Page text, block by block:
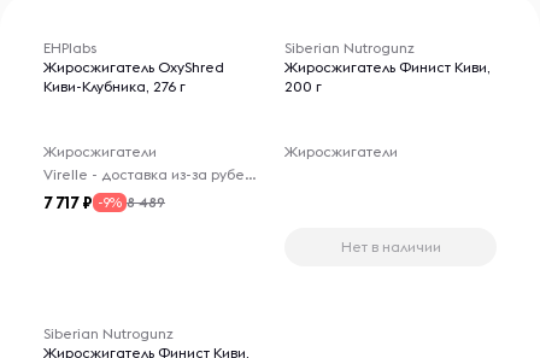
EHPlabs
Жиросжигатель OxyShred
Киви-Клубника, 276 г
Жиросжигатели
Virelle - доставка из-за рубежа
7 717 -9% 8 489
Siberian Nutrogunz
Жиросжигатель Финист Киви,
200 г
Жиросжигатели
Нет в наличии
Siberian Nutrogunz
Жиросжигатель Финист Киви,